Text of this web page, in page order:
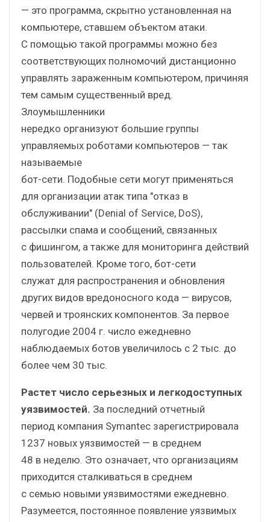
— это программа, скрытно установленная на
компьютере, ставшем объектом атаки.
С помощью такой программы можно без
соответствующих полномочий дистанционно
управлять зараженным компьютером, причиняя
тем самым существенный вред.
Злоумышленники
нередко организуют большие группы
управляемых роботами компьютеров — так
называемые
бот-сети. Подобные сети могут применяться
для организации атак типа "отказ в
обслуживании" (Denial of Service, DoS),
рассылки спама и сообщений, связанных
с фишингом, а также для мониторинга действий
пользователей. Кроме того, бот-сети
служат для распространения и обновления
других видов вредоносного кода — вирусов,
червей и троянских компонентов. За первое
полугодие 2004 г. число ежедневно
наблюдаемых ботов увеличилось с 2 тыс. до
более чем 30 тыс.
Растет число серьезных и легкодоступных
уязвимостей. За последний отчетный
период компания Symantec зарегистрировала
1237 новых уязвимостей — в среднем
48 в неделю. Это означает, что организациям
приходится сталкиваться в среднем
с семью новыми уязвимостями ежедневно.
Разумеется, постоянное появление уязвимых